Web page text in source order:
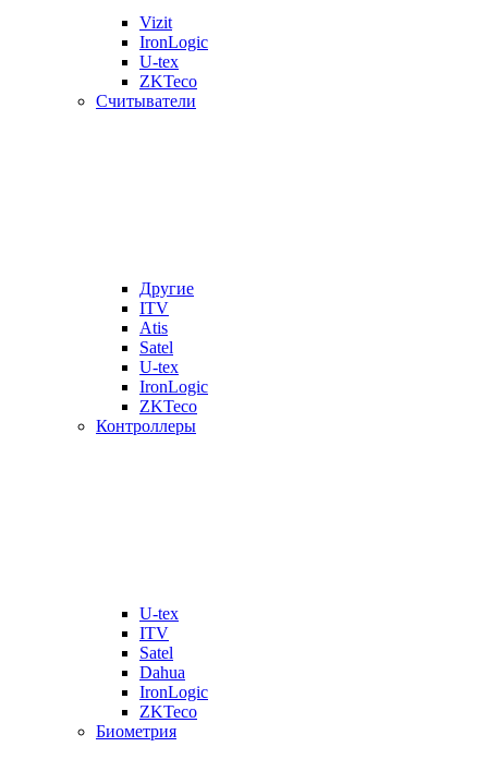
Vizit
IronLogic
U-tex
ZKTeco
Считыватели
Другие
ITV
Atis
Satel
U-tex
IronLogic
ZKTeco
Контроллеры
U-tex
ITV
Satel
Dahua
IronLogic
ZKTeco
Биометрия